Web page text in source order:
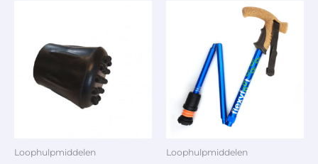
Loophulpmiddelen Loophulpmiddelen